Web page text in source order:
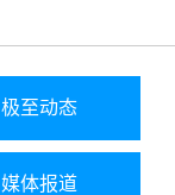
极至动态
媒体报道